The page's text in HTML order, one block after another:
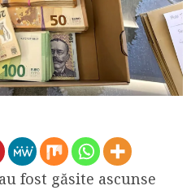
fost găsite ascunse